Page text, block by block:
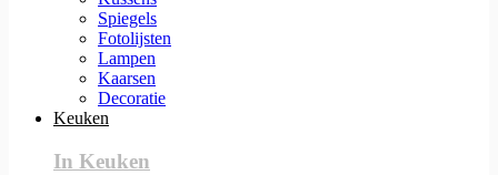
Spiegels
Fotolijsten
Lampen
Kaarsen
Decoratie
Keuken
In Keuken